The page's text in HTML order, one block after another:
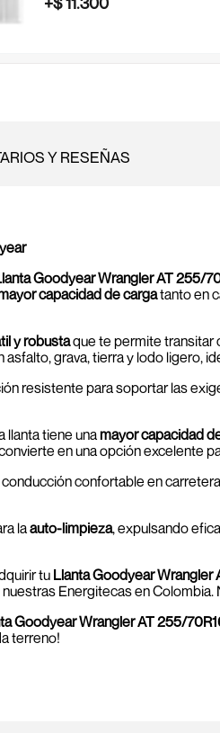
Y RESEÑAS
Goodyear Wrangler AT 255/
capacidad de cargatanto en
y robustaque te permite transitar
grava, tierra y lodo ligero,
resistente para soportar las
llanta tiene unamayor capacidad
en una opción excelente
confortable en
laauto-limpieza, expulsando
tu Llanta Goodyear Wrangler
Energitecas en
Goodyear Wrangler AT 255/
terreno!